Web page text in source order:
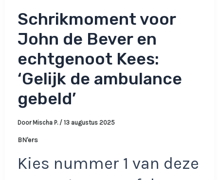
Schrikmoment voor
John de Bever en
echtgenoot Kees:
‘Gelijk de ambulance
gebeld’
Door Mischa P. / 13 augustus 2025
BN'ers
Kies nummer 1 van deze